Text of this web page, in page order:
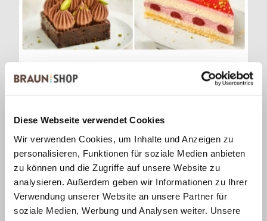
Diese Webseite verwendet Cookies
Wir verwenden Cookies, um Inhalte und Anzeigen zu
personalisieren, Funktionen für soziale Medien anbieten
zu können und die Zugriffe auf unsere Website zu
analysieren. Außerdem geben wir Informationen zu Ihrer
Verwendung unserer Website an unsere Partner für
soziale Medien, Werbung und Analysen weiter. Unsere
Vegane Gebäckkreationen